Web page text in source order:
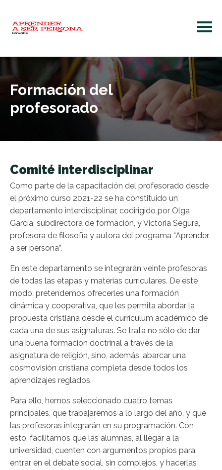
Formación del
profesorado
Comité interdisciplinar
Como parte de la capacitación del profesorado desde
el próximo curso 2021-22 se ha constituido un
departamento interdisciplinar, codirigido por Olga
García, subdirectora de formación, y Victoria Segura,
profesora de filosofía y autora del programa “Aprender
a ser persona”.
En este departamento se integrarán veinte profesoras
de todas las etapas y materias curriculares. De este
modo, pretendemos ofrecerles una formación
dinámica y cooperativa, que les permita abordar la
propuesta cristiana desde el currículum académico de
cada una de sus asignaturas. Se trata no sólo de dar
una buena formación doctrinal a través de la
asignatura de religión, sino, además, abarcar una
cosmovisión cristiana completa desde todos los
aprendizajes reglados.
Para ello, hemos seleccionado cuatro temas
principales, que trabajaremos a lo largo del año, y que
las profesoras integrarán en su programación. Con
esto, facilitamos que las alumnas, al llegar a la
universidad, cuenten con argumentos propios para
entrar en el debate social, sin complejos, y hacerlas